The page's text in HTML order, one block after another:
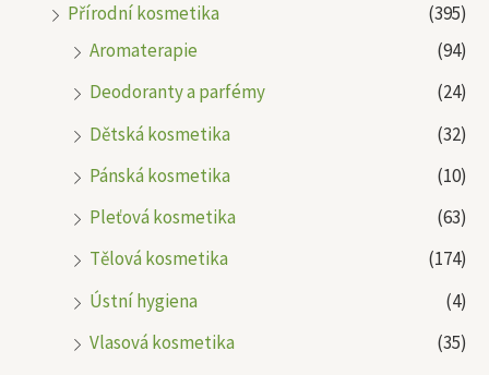
Přírodní kosmetika
(395)
Aromaterapie
(94)
Deodoranty a parfémy
(24)
Dětská kosmetika
(32)
Pánská kosmetika
(10)
Pleťová kosmetika
(63)
Tělová kosmetika
(174)
Ústní hygiena
(4)
Vlasová kosmetika
(35)